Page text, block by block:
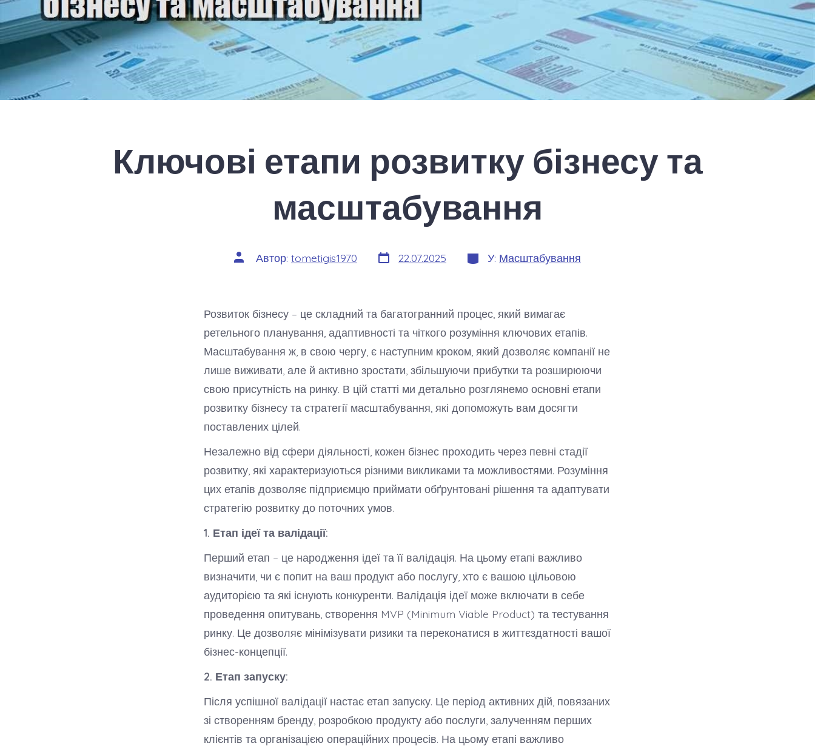
Ключові етапи розвитку бізнесу та
масштабування
Автор
запису
Автор: tometigis1970 Дата
запису
22.07.2025 Категорії
У: Масштабування
Розвиток бізнесу – це складний та багатогранний процес, який вимагає
ретельного планування, адаптивності та чіткого розуміння ключових етапів.
Масштабування ж, в свою чергу, є наступним кроком, який дозволяє компанії не
лише виживати, але й активно зростати, збільшуючи прибутки та розширюючи
свою присутність на ринку. В цій статті ми детально розглянемо основні етапи
розвитку бізнесу та стратегії масштабування, які допоможуть вам досягти
поставлених цілей.
Незалежно від сфери діяльності, кожен бізнес проходить через певні стадії
розвитку, які характеризуються різними викликами та можливостями. Розуміння
цих етапів дозволяє підприємцю приймати обґрунтовані рішення та адаптувати
стратегію розвитку до поточних умов.
1. Етап ідеї та валідації:
Перший етап – це народження ідеї та її валідація. На цьому етапі важливо
визначити, чи є попит на ваш продукт або послугу, хто є вашою цільовою
аудиторією та які існують конкуренти. Валідація ідеї може включати в себе
проведення опитувань, створення MVP (Minimum Viable Product) та тестування
ринку. Це дозволяє мінімізувати ризики та переконатися в життєздатності вашої
бізнес-концепції.
2. Етап запуску:
Після успішної валідації настає етап запуску. Це період активних дій, повязаних
зі створенням бренду, розробкою продукту або послуги, залученням перших
клієнтів та організацією операційних процесів. На цьому етапі важливо